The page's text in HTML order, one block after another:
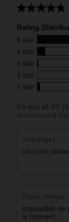
Average
for
this
product:
4.8
out
of
5
stars
Rating
5 star
63
reviews
with
5
star
rating.
4 star
6
reviews
with
4
3 star
1
reviews
with
2 star
0
reviews
1 star
2
color (43),
Impossible de
le moment.